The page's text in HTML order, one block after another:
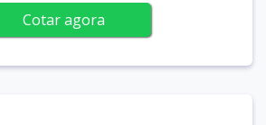
Cotar agora